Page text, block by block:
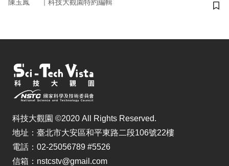
陳玉鳳 科技大觀園特約編輯
儲
科技大觀園 ©2020 All Rights Reserved.
地址：臺北市大安區和平東路二段106號22樓
電話：02-25056789 #5526
信箱：nstcstv@gmail.com